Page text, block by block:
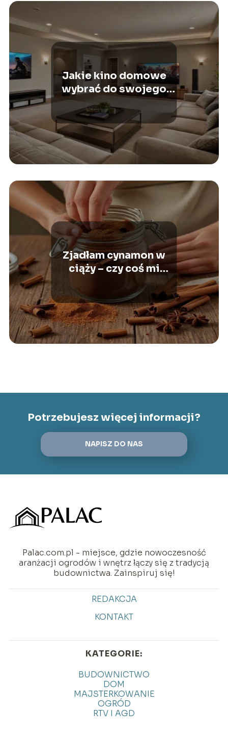
Jakie kino domowe
wybrać do swojego
salonu?
Zjadłam cynamon w
ciąży – czy coś mi
Potrzebujesz więcej informacji?
NAPISZ DO NAS
Palac.com.pl - miejsce, gdzie nowoczesność
aranżacji ogrodów i wnętrz łączy się z tradycją
budownictwa. Zainspiruj się!
REDAKCJA
KONTAKT
KATEGORIE:
BUDOWNICTWO
DOM
MAJSTERKOWANIE
OGRÓD
RTV I AGD